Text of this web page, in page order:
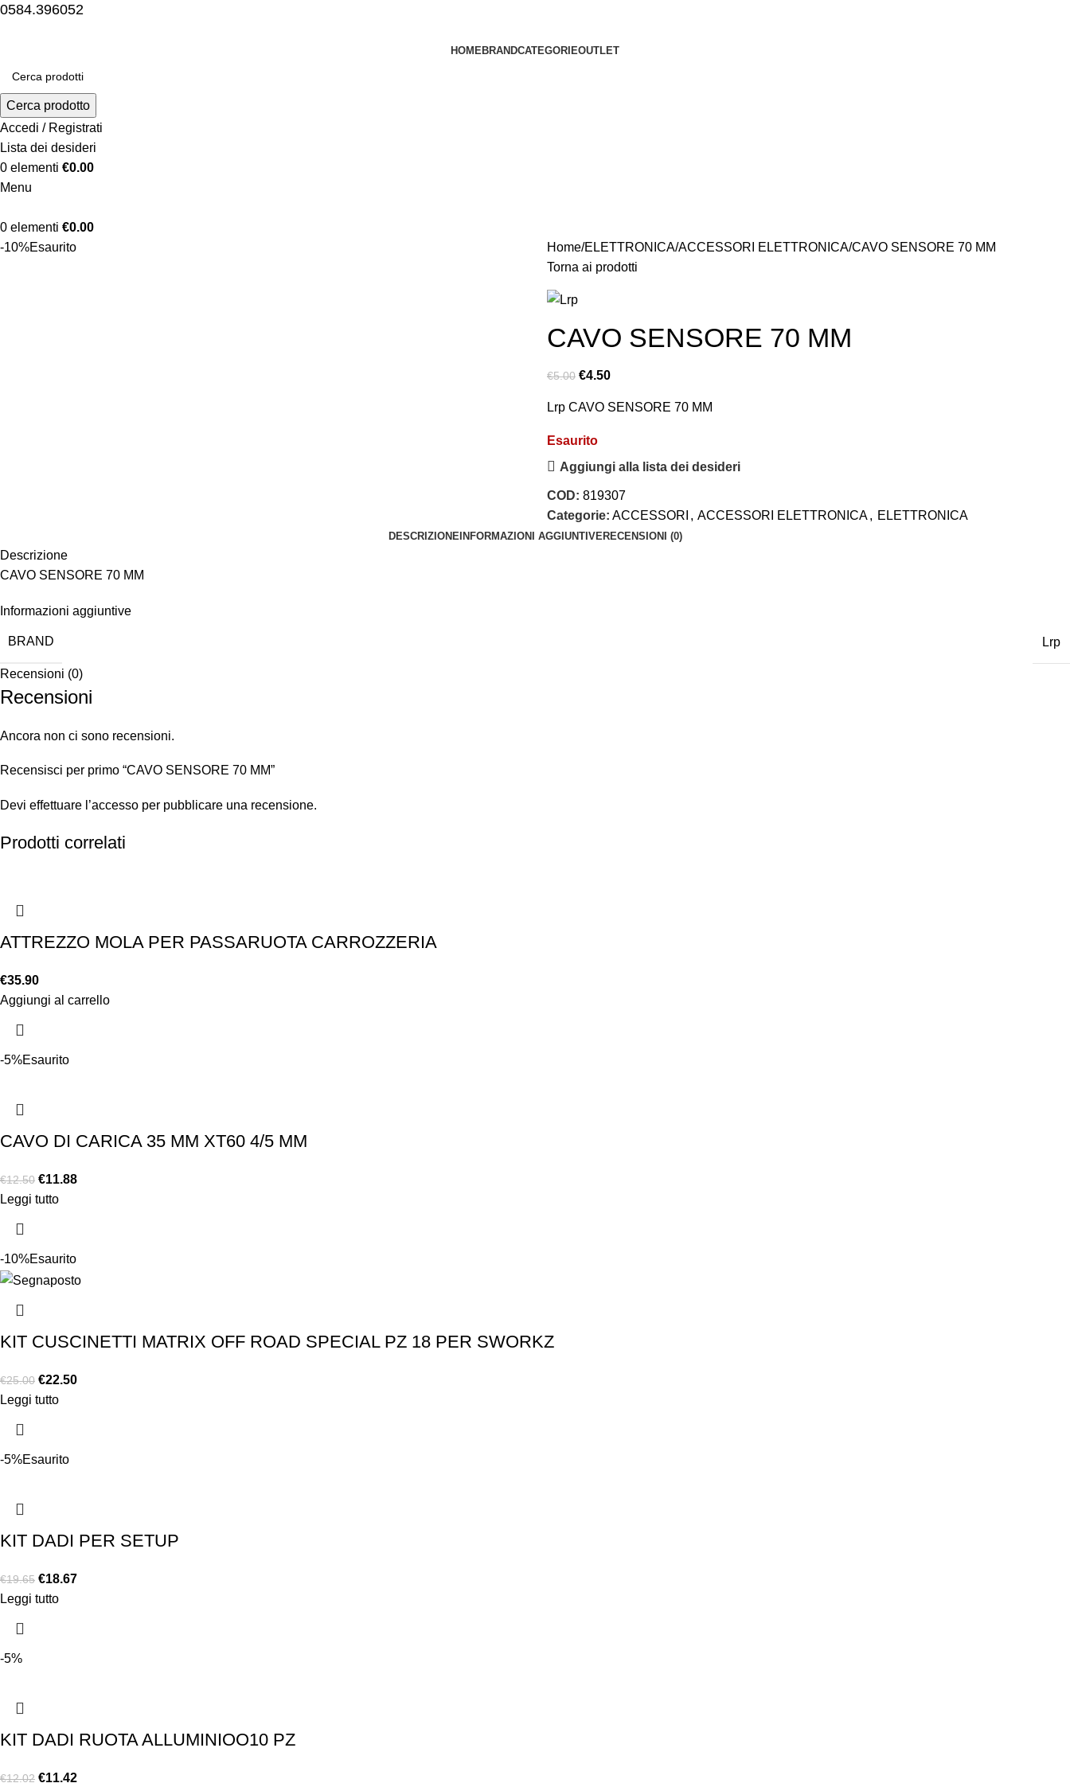
0584.396052
HOMEBRANDCATEGORIEOUTLET
Cerca prodotto
Accedi / Registrati
Lista dei desideri
0 elementi €0.00
Menu
0 elementi €0.00
-10%Esaurito Home ELETTRONICA ACCESSORI ELETTRONICA CAVO SENSORE 70 MM
Torna ai prodotti
CAVO SENSORE 70 MM
€5.00 €4.50
Lrp CAVO SENSORE 70 MM
Esaurito
Aggiungi alla lista dei desideri
COD: 819307
Categorie: ACCESSORI , ACCESSORI ELETTRONICA, ELETTRONICA
DESCRIZIONEINFORMAZIONI AGGIUNTIVERECENSIONI (0)
Descrizione
CAVO SENSORE 70 MM
Informazioni aggiuntive
BRAND Lrp
Recensioni (0)
Recensioni
Ancora non ci sono recensioni.
Recensisci per primo “CAVO SENSORE 70 MM”
Devi effettuare l’accesso per pubblicare una recensione.
Prodotti correlati
ATTREZZO MOLA PER PASSARUOTA CARROZZERIA
€35.90
Aggiungi al carrello
-5%Esaurito
CAVO DI CARICA 35 MM XT60 4/5 MM
€12.50 €11.88
Leggi tutto
-10%Esaurito
KIT CUSCINETTI MATRIX OFF ROAD SPECIAL PZ 18 PER SWORKZ
€25.00 €22.50
Leggi tutto
-5%Esaurito
KIT DADI PER SETUP
€19.65 €18.67
Leggi tutto
-5%
KIT DADI RUOTA ALLUMINIOO10 PZ
€12.02 €11.42